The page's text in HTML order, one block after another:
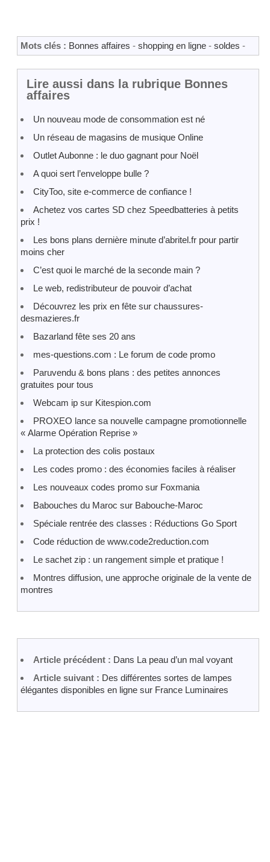
Mots clés : Bonnes affaires - shopping en ligne - soldes -
Lire aussi dans la rubrique Bonnes
affaires
Un nouveau mode de consommation est né
Un réseau de magasins de musique Online
Outlet Aubonne : le duo gagnant pour Noël
A quoi sert l’enveloppe bulle ?
CityToo, site e-commerce de confiance !
Achetez vos cartes SD chez Speedbatteries à petits
prix !
Les bons plans dernière minute d’abritel.fr pour partir
moins cher
C’est quoi le marché de la seconde main ?
Le web, redistributeur de pouvoir d’achat
Découvrez les prix en fête sur chaussures-
desmazieres.fr
Bazarland fête ses 20 ans
mes-questions.com : Le forum de code promo
Paruvendu & bons plans : des petites annonces
gratuites pour tous
Webcam ip sur Kitespion.com
PROXEO lance sa nouvelle campagne promotionnelle
« Alarme Opération Reprise »
La protection des colis postaux
Les codes promo : des économies faciles à réaliser
Les nouveaux codes promo sur Foxmania
Babouches du Maroc sur Babouche-Maroc
Spéciale rentrée des classes : Réductions Go Sport
Code réduction de www.code2reduction.com
Le sachet zip : un rangement simple et pratique !
Montres diffusion, une approche originale de la vente de
montres
Article précédent : Dans La peau d’un mal voyant
Article suivant : Des différentes sortes de lampes
élégantes disponibles en ligne sur France Luminaires